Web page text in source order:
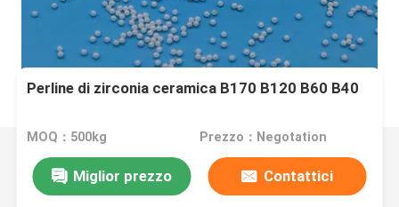
Perline di zirconia ceramica B170 B120 B60 B40
MOQ：500kg Prezzo：Negotation
Miglior prezzo Contattici